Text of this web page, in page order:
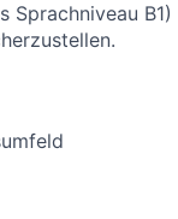
Sprachniveau B1)